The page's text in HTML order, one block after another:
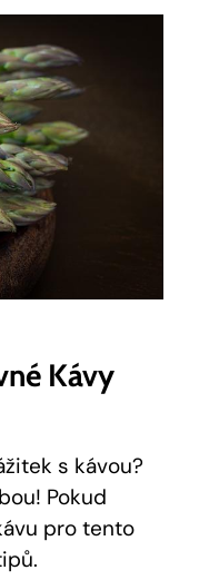
Kávy
s kávou?
Pokud
pro tento